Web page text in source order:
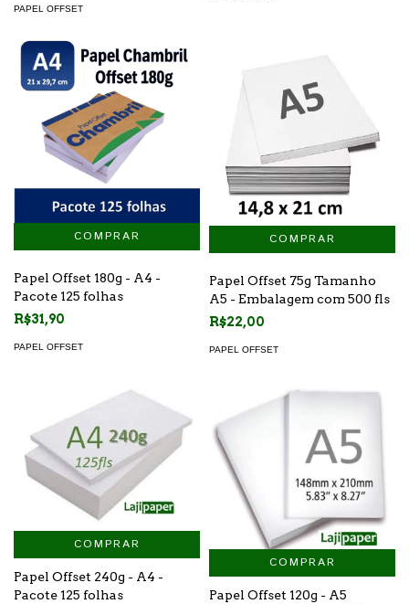
PAPEL OFFSET
Papel Offset 180g - A4 -
Pacote 125 folhas
R$31,90
PAPEL OFFSET
Papel Offset 75g Tamanho
A5 - Embalagem com 500 fls
R$22,00
PAPEL OFFSET
COMPRAR
Papel Offset 240g - A4 -
Pacote 125 folhas
COMPRAR
Papel Offset 120g - A5